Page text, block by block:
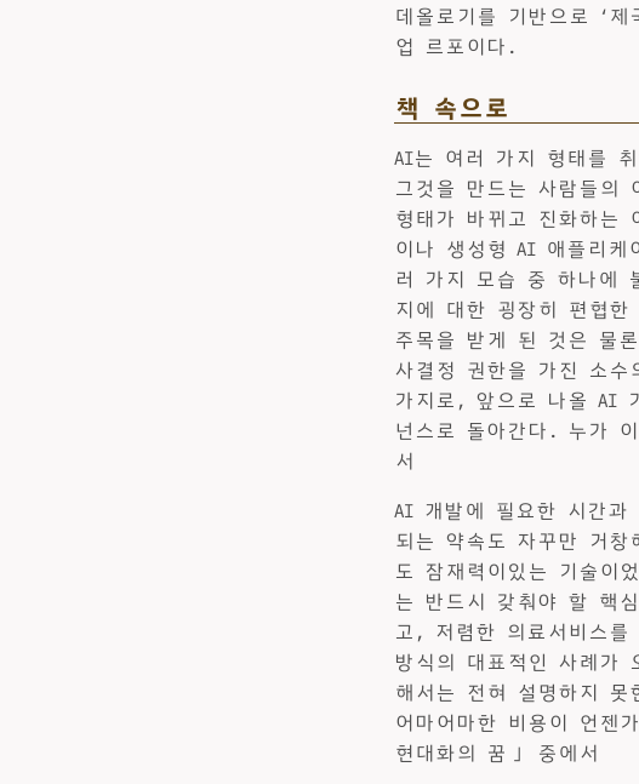
데올로기를 기반으로 ‘
업 르포이다.
책 속으로
AI는 여러 가지 형태를
그것을 만드는 사람들의
형태가 바뀌고 진화하는
이나 생성형 AI 애플리케
러 가지 모습 중 하나에
지에 대한 굉장히 편협
주목을 받게 된 것은 물
사결정 권한을 가진 소
가지로, 앞으로 나올 AI
넌스로 돌아간다. 누가
서
AI 개발에 필요한 시간과
되는 약속도 자꾸만 거
도 잠재력이있는 기술이
는 반드시 갖춰야 할 핵
고, 저렴한 의료서비스
방식의 대표적인 사례가
해서는 전혀 설명하지
어마어마한 비용이 언젠
현대화의 꿈」 중에서